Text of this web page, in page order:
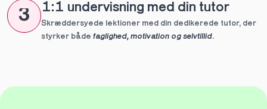
3 1:1 undervisning med din tutor
Skræddersyede lektioner med din dedikerede tutor, der
styrker både faglighed, motivation og selvtillid.